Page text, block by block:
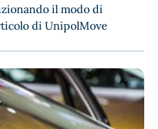
il modo di
di UnipolMove